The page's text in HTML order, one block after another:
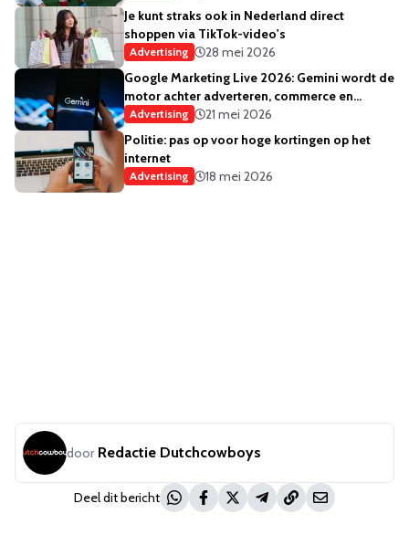
Je kunt straks ook in Nederland direct
shoppen via TikTok-video's
Advertising
28 mei 2026
Google Marketing Live 2026: Gemini wordt de
motor achter adverteren, commerce en
creativiteit
Advertising
21 mei 2026
Politie: pas op voor hoge kortingen op het
internet
Advertising 18 mei 2026
door Redactie Dutchcowboys
Deel dit bericht